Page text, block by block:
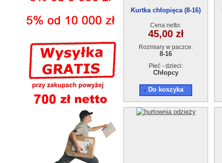
Kurtka chłopięca (8-16)
Cena netto:
45,00 zł
Rozmiary w paczce:
8-16
Płeć - dzieci:
Chłopcy
Do koszyka